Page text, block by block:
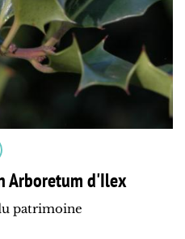
Arboretum d'Ilex
patrimoine